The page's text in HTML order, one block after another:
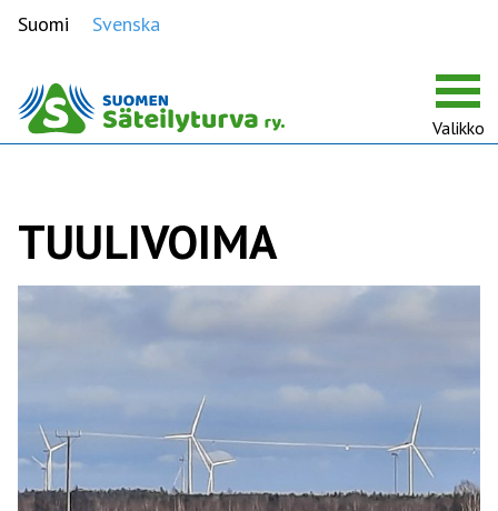
Suomi Svenska
Valikko
TUULIVOIMA